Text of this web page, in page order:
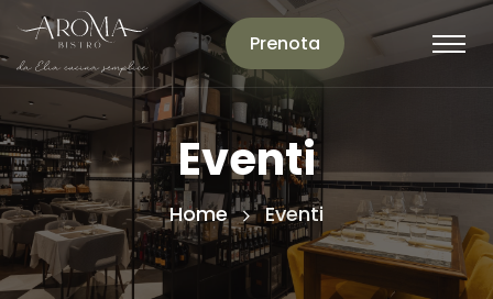
Prenota
Eventi
Home Eventi